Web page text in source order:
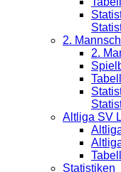
2.
2.
Altliga SV
Statistiken